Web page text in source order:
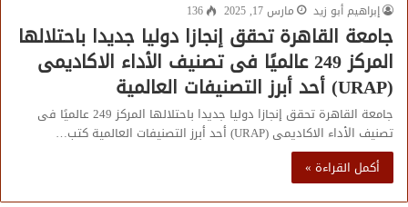
إبراهيم أبو زيد
مارس 17, 2025 136
جامعة القاهرة تحقق إنجازا دوليا جديدا باحتلالها
المركز 249 عالميًا فى تصنيف الأداء الاكاديمى
(URAP) أحد أبرز التصنيفات العالمية
جامعة القاهرة تحقق إنجازا دوليا جديدا باحتلالها المركز 249 عالميًا فى
تصنيف الأداء الاكاديمى (URAP) أحد أبرز التصنيفات العالمية كتب…
أكمل القراءة »